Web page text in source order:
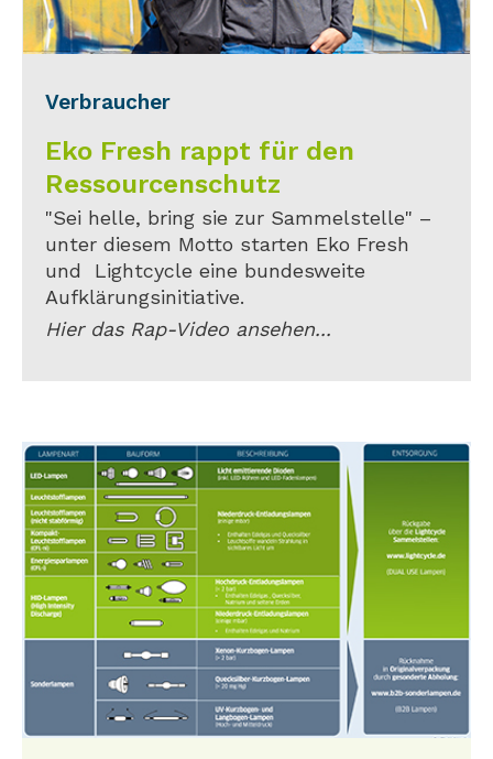
Verbraucher
Eko Fresh rappt für den
Ressourcenschutz
"Sei helle, bring sie zur Sammelstelle" –
unter diesem Motto starten Eko Fresh
und Lightcycle eine bundesweite
Aufklärungsinitiative.
Hier das Rap-Video ansehen...